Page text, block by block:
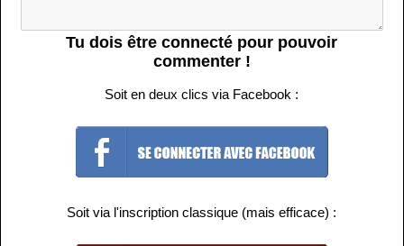
Tu dois être connecté pour pouvoir
commenter !
Soit en deux clics via Facebook :
Soit via l'inscription classique (mais efficace) :